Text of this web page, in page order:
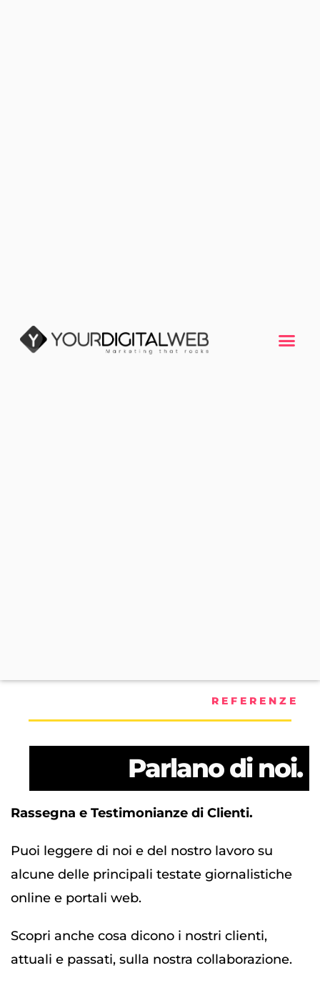
REFERENZE
Parlano di noi.
Rassegna e Testimonianze di Clienti.
Puoi leggere di noi e del nostro lavoro su
alcune delle principali testate giornalistiche
online e portali web.
Scopri anche cosa dicono i nostri clienti,
attuali e passati, sulla nostra collaborazione.